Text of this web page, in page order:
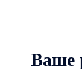
Ваше